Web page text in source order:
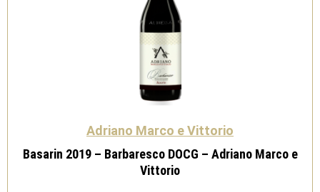
Adriano Marco e Vittorio
Basarin 2019 – Barbaresco DOCG – Adriano Marco e
Vittorio